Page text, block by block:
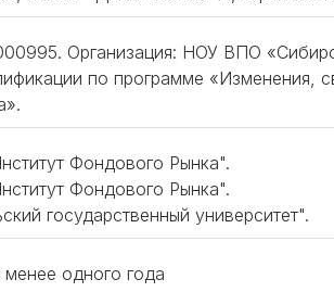
Организация: НОУ ВПО
по программе «Изменения,
Фондового Рынка".
Фондового Рынка".
государственный университет".
одного года